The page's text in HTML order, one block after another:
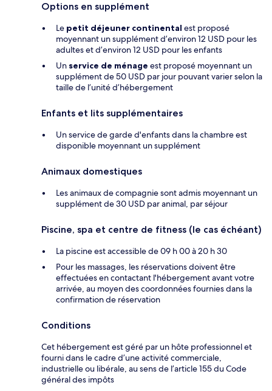
Options en supplément
Le petit déjeuner continental est proposé
moyennant un supplément d’environ 12 USD pour les
adultes et d’environ 12 USD pour les enfants
Un service de ménage est proposé moyennant un
supplément de 50 USD par jour pouvant varier selon la
taille de l’unité d’hébergement
Enfants et lits supplémentaires
Un service de garde d'enfants dans la chambre est
disponible moyennant un supplément
Animaux domestiques
Les animaux de compagnie sont admis moyennant un
supplément de 30 USD par animal, par séjour
Piscine, spa et centre de fitness (le cas échéant)
La piscine est accessible de 09 h 00 à 20 h 30
Pour les massages, les réservations doivent être
effectuées en contactant l'hébergement avant votre
arrivée, au moyen des coordonnées fournies dans la
confirmation de réservation
Conditions
Cet hébergement est géré par un hôte professionnel et
fourni dans le cadre d’une activité commerciale,
industrielle ou libérale, au sens de l’article 155 du Code
général des impôts